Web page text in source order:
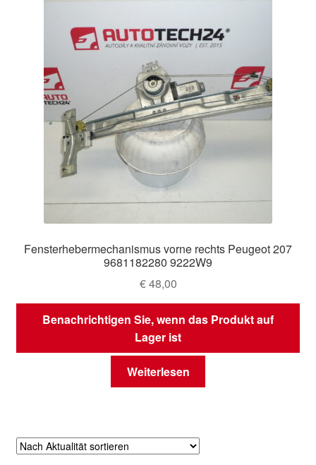
Fensterhebermechanismus vorne rechts Peugeot 207
9681182280 9222W9
€48,00
Benachrichtigen Sie, wenn das Produkt auf
Lager ist
Weiterlesen